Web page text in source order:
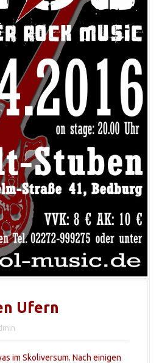
Ufern
im Skoliversum. Nach einigen